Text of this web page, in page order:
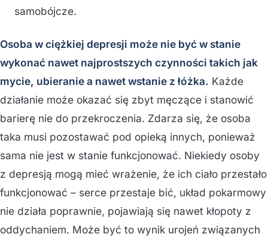
samobójcze.
Osoba w ciężkiej depresji może nie być w stanie
wykonać nawet najprostszych czynności takich jak
mycie, ubieranie a nawet wstanie z łóżka. Każde
działanie może okazać się zbyt męczące i stanowić
barierę nie do przekroczenia. Zdarza się, że osoba
taka musi pozostawać pod opieką innych, ponieważ
sama nie jest w stanie funkcjonować. Niekiedy osoby
z depresją mogą mieć wrażenie, że ich ciało przestało
funkcjonować – serce przestaje bić, układ pokarmowy
nie działa poprawnie, pojawiają się nawet kłopoty z
oddychaniem. Może być to wynik urojeń związanych